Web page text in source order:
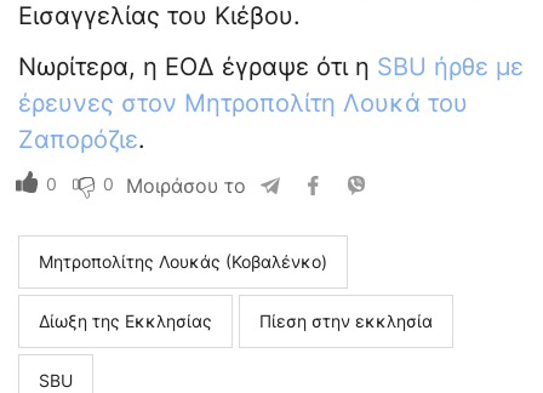
Εισαγγελίας του Κιέβου.
Νωρίτερα, η ΕΟΔ έγραψε ότι η SBU ήρθε με
έρευνες στον Μητροπολίτη Λουκά του
Ζαπορόζιε.
0 0 Μοιράσου το
Μητροπολίτης Λουκάς (Κοβαλένκο)
Δίωξη της Εκκλησίας Πίεση στην εκκλησία
SBU